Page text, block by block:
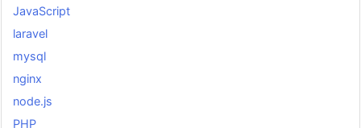
JavaScript
laravel
mysql
nginx
node.js
PHP